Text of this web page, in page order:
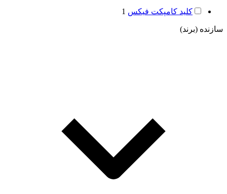
کلید کامپکت فیکس 1
سازنده (برند)